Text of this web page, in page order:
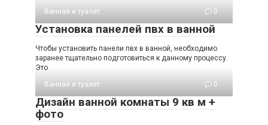
Ванная и туалет
0
Установка панелей пвх в ванной
Чтобы установить панели пвх в ванной, необходимо
заранее тщательно подготовиться к данному процессу.
Это
Ванная и туалет
0
Дизайн ванной комнаты 9 кв м +
фото